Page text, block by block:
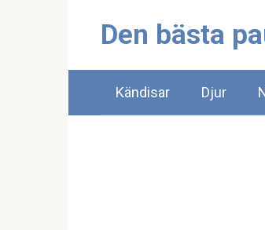
Den bästa
Kändisar Djur